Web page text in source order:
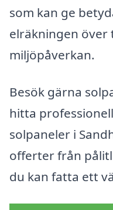
som kan ge
elräkningen över
miljöpåverkan.
Besök gärna
hitta
solpaneler i
offerter från
du kan fatta ett